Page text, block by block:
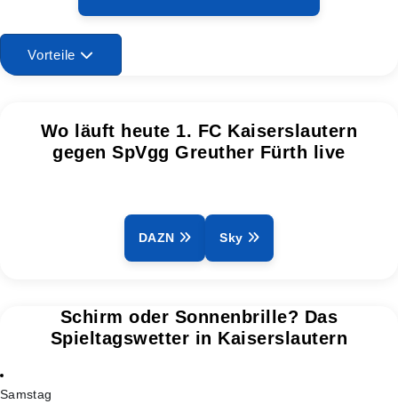
Vorteile
Wo läuft heute 1. FC Kaiserslautern
gegen SpVgg Greuther Fürth live
DAZN Sky
Schirm oder Sonnenbrille? Das
Spieltagswetter in Kaiserslautern
Samstag